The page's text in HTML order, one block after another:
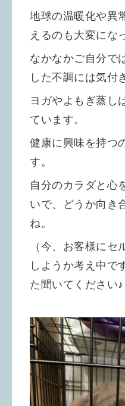
地球の温暖化や異
えるのも大変にな
なかなかご自分で
した不調には気付
ヨガやよもぎ蒸し
ています。
健康に興味を持つ
す。
自分のカラダと心
いで、どうか向き
ね。
（今、お客様に
しようか考え中で
た聞いてください♪